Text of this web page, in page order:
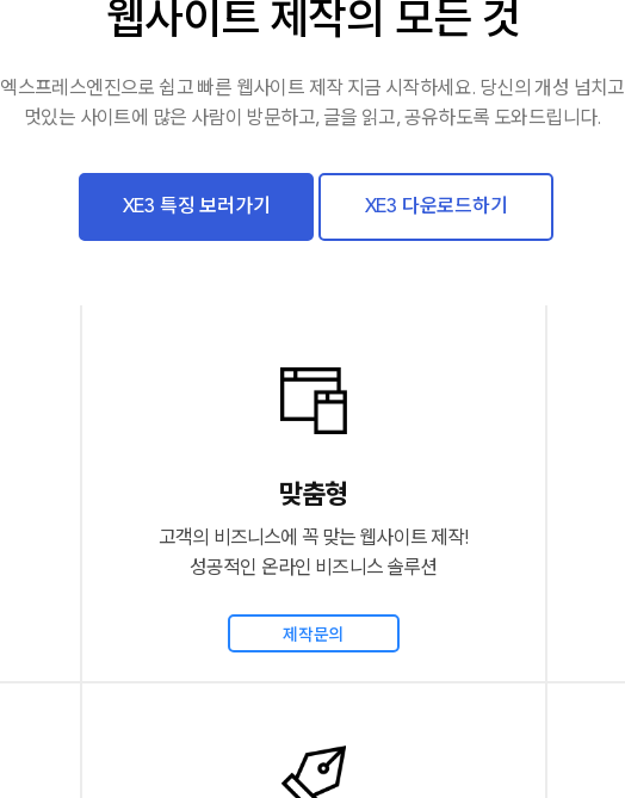
웹사이트 제작의 모든 것
엑스프레스엔진으로 쉽고 빠른 웹사이트 제작 지금 시작하세요. 당신의 개성 넘치고
멋있는 사이트에 많은 사람이 방문하고, 글을 읽고, 공유하도록 도와드립니다.
XE3 특징 보러가기 XE3 다운로드하기
맞춤형
고객의 비즈니스에 꼭 맞는 웹사이트 제작!
성공적인 온라인 비즈니스 솔루션
제작문의